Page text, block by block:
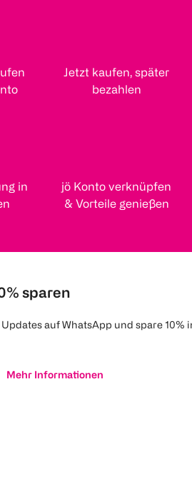
Jetzt kaufen, später
bezahlen
in
jö Konto verknüpfen
& Vorteile genießen
sparen
auf WhatsApp und spare 10%
Mehr Informationen